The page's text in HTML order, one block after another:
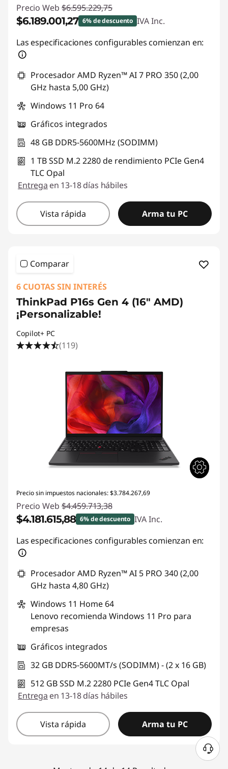
Precio Web $6.595.229,75
$6.189.001,27 6% de descuento IVA Inc.
Descuento prod (inc IVA) :-$406.228,48
Las especificaciones configurables comienzan en:
Procesador AMD Ryzen™ AI 7 PRO 350 (2,00
GHz hasta 5,00 GHz)
Windows 11 Pro 64
Gráficos integrados
48 GB DDR5-5600MHz (SODIMM)
1 TB SSD M.2 2280 de rendimiento PCIe Gen4
TLC Opal
Entrega en 13-18 días hábiles
Vista rápida Arma tu PC
Comparar
6 CUOTAS SIN INTERÉS
ThinkPad P16s Gen 4 (16" AMD)
¡Personalizable!
Copilot+ PC
(119)
Precio sin impuestos nacionales: $3.784.267,69
Precio Web $4.459.713,38
$4.181.615,88 6% de descuento IVA Inc.
Descuento prod (inc IVA) :-$278.097,50
Las especificaciones configurables comienzan en:
Procesador AMD Ryzen™ AI 5 PRO 340 (2,00
GHz hasta 4,80 GHz)
Windows 11 Home 64
Lenovo recomienda Windows 11 Pro para
empresas
Gráficos integrados
32 GB DDR5-5600MT/s (SODIMM) - (2 x 16 GB)
512 GB SSD M.2 2280 PCIe Gen4 TLC Opal
Entrega en 13-18 días hábiles
Vista rápida Arma tu PC